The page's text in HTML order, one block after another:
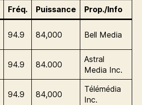
Fréq. Puissance Prop./Info
94.9 84,000 Bell Media
94.9 84.000
Astral
Media Inc.
94.9 84,000
Télémédia
Inc.